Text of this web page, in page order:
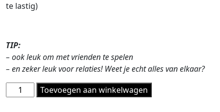
te lastig)
TIP:
– ook leuk om met vrienden te spelen
– en zeker leuk voor relaties! Weet je echt alles van elkaar?
'Een
open
Toevoegen aan winkelwagen